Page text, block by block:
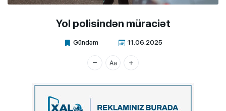
Yol polisindən müraciət
Gündəm 11.06.2025
Xalq.Online